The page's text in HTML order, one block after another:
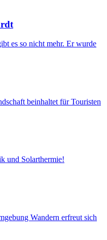
es so nicht mehr. Er wurde
beinhaltet für Touristen
und Solarthermie!
Wandern erfreut sich